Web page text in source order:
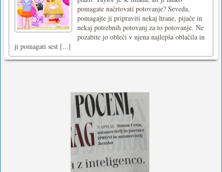
pomagate načrtovati potovanje? Seveda,
pomagajte ji pripraviti nekaj hrane, pijače in
nekaj potrebnih potovanj za to potovanje. Ne
pozabite jo obleči v njena najlepša oblačila in
ji pomagati sest [...]